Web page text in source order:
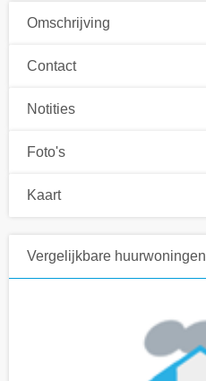
Omschrijving
Contact
Notities
Notities bewaren
Foto's
Kaart
Vergelijkbare huurwoningen